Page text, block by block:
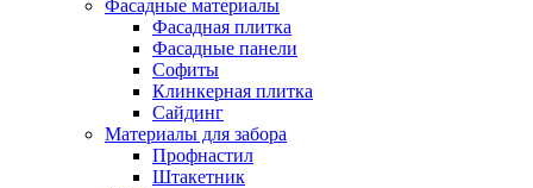
Фасадные материалы
Фасадная плитка
Фасадные панели
Софиты
Клинкерная плитка
Сайдинг
Материалы для забора
Профнастил
Штакетник